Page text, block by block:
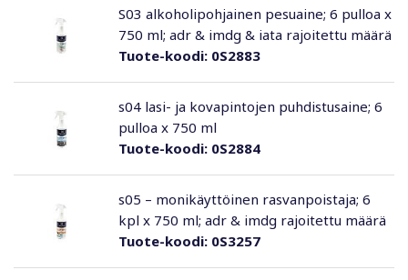
Tuote-koodi:0S2883
S03 alkoholipohjainen pesuaine; 6 pulloa x
750 ml; adr & imdg & iata rajoitettu määrä
Tuote-koodi:0S2884
s04 lasi- ja kovapintojen puhdistusaine; 6
pulloa x 750 ml
Tuote-koodi:0S3257
s05 – monikäyttöinen rasvanpoistaja; 6
kpl x 750 ml; adr & imdg rajoitettu määrä